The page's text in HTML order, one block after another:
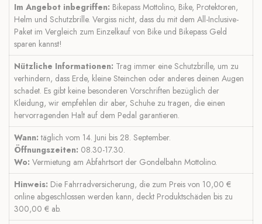
Im Angebot inbegriffen: Bikepass Mottolino, Bike, Protektoren,
Helm und Schutzbrille. Vergiss nicht, dass du mit dem All-Inclusive-
Paket im Vergleich zum Einzelkauf von Bike und Bikepass Geld
sparen kannst!
Nützliche Informationen: Trag immer eine Schutzbrille, um zu
verhindern, dass Erde, kleine Steinchen ​​oder anderes deinen Augen
schadet. Es gibt keine besonderen Vorschriften bezüglich der
Kleidung, wir empfehlen dir aber, Schuhe zu tragen, die einen
hervorragenden Halt auf dem Pedal garantieren.
Wann: täglich vom 14. Juni bis 28. September.
Öffnungszeiten: 08.30-17.30.
Wo: Vermietung am Abfahrtsort der Gondelbahn Mottolino.
Hinweis: Die Fahrradversicherung, die zum Preis von 10,00 €
online abgeschlossen werden kann, deckt Produktschäden bis zu
300,00 € ab.